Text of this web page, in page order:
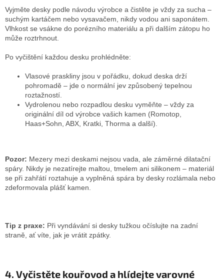
Vyjměte desky podle návodu výrobce a čistěte je vždy za sucha –
suchým kartáčem nebo vysavačem, nikdy vodou ani saponátem.
Vlhkost se vsákne do porézního materiálu a při dalším zátopu ho
může roztrhnout.
Po vyčištění každou desku prohlédněte:
Vlasové praskliny jsou v pořádku, dokud deska drží
pohromadě – jde o normální jev způsobený tepelnou
roztažností.
Vydrolenou nebo rozpadlou desku vyměňte – vždy za
originální díl od výrobce vašich kamen (Romotop,
Haas+Sohn, ABX, Kratki, Thorma a další).
Pozor: Mezery mezi deskami nejsou vada, ale záměrné dilatační
spáry. Nikdy je nezatírejte maltou, tmelem ani silikonem – materiál
se při zahřátí roztahuje a vyplněná spára by desky rozlámala nebo
zdeformovala plášť kamen.
Tip z praxe: Při vyndávání si desky tužkou očíslujte na zadní
straně, ať víte, jak je vrátit zpátky.
4. Vyčistěte kouřovod a hlídejte varovné